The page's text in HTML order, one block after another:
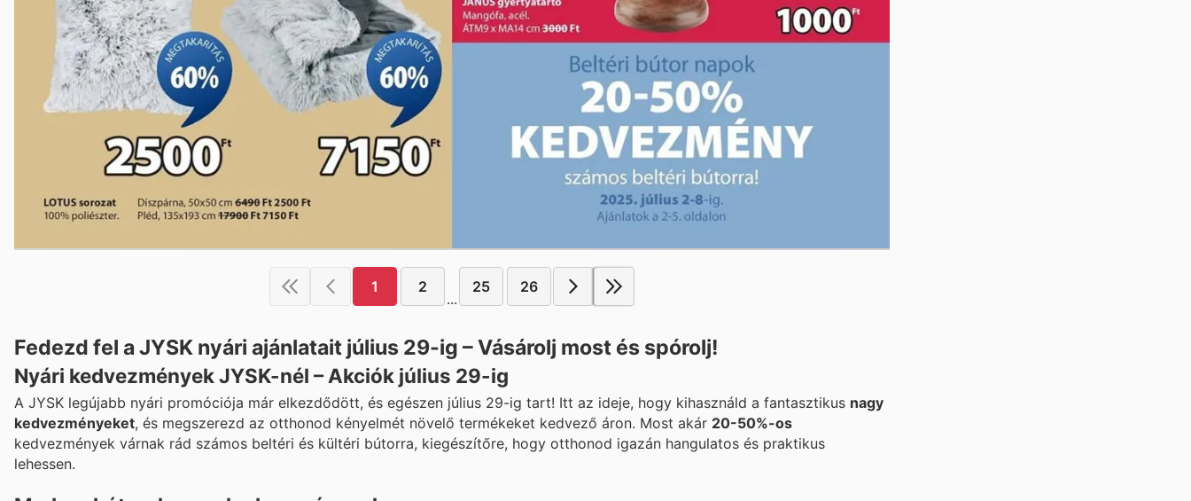
1 2
...
25 26
Fedezd fel a JYSK nyári ajánlatait július 29-ig – Vásárolj most és spórolj!
Nyári kedvezmények JYSK-nél – Akciók július 29-ig
A JYSK legújabb nyári promóciója már elkezdődött, és egészen július 29-ig tart! Itt az ideje, hogy kihasználd a fantasztikus nagy
kedvezményeket, és megszerezd az otthonod kényelmét növelő termékeket kedvező áron. Most akár 20-50%-os
kedvezmények várnak rád számos beltéri és kültéri bútorra, kiegészítőre, hogy otthonod igazán hangulatos és praktikus
lehessen.